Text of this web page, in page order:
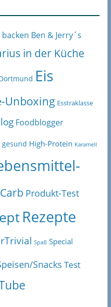
backen Ben & Jerry´s
in der Küche
Eis
Unboxing Esstraklasse
Foodblogger
gesund High-Protein Karamell
Produkt-Test
Rezepte
Spaß Special
Snacks Test